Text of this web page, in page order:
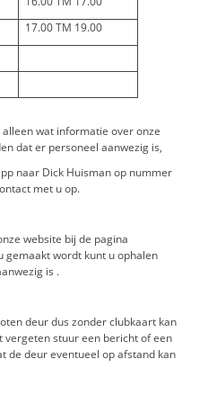
17.00 TM 19.00
wat informatie over onze
dat er personeel aanwezig is,
naar Dick Huisman op nummer
met u op.
website bij de pagina
gemaakt wordt kunt u ophalen
is .
deur dus zonder clubkaart kan
stuur een bericht of een
de deur eventueel op afstand kan